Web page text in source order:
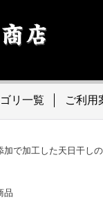
リ一覧 ご利用
で加工した天日干し
品